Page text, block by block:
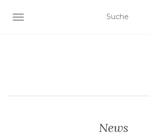
SCHALTE NAVIGATION
News